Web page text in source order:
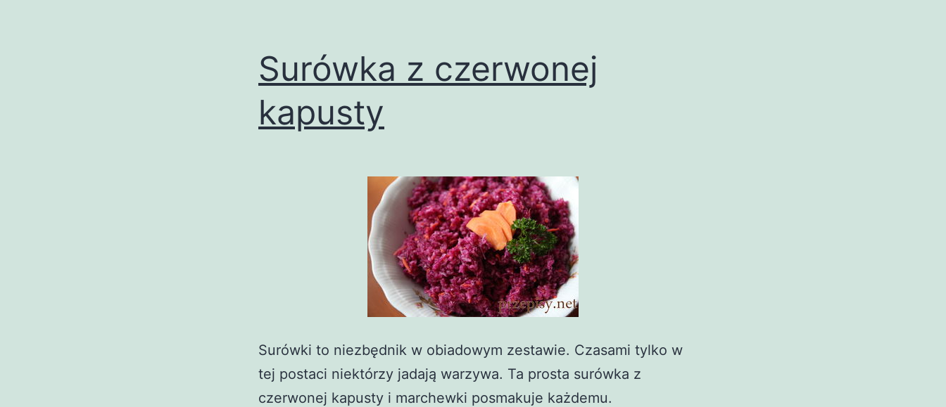
Surówka z czerwonej
kapusty
Surówki to niezbędnik w obiadowym zestawie. Czasami tylko w
tej postaci niektórzy jadają warzywa. Ta prosta surówka z
czerwonej kapusty i marchewki posmakuje każdemu.